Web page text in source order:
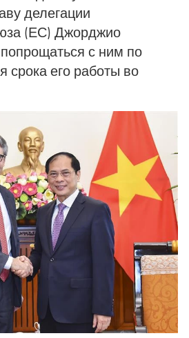
делегации
(ЕС) Джорджио
с ним по
срока его работы во